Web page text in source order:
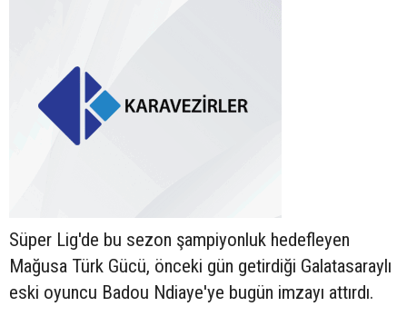
Süper Lig'de bu sezon şampiyonluk hedefleyen
Mağusa Türk Gücü, önceki gün getirdiği Galatasaraylı
eski oyuncu Badou Ndiaye'ye bugün imzayı attırdı.